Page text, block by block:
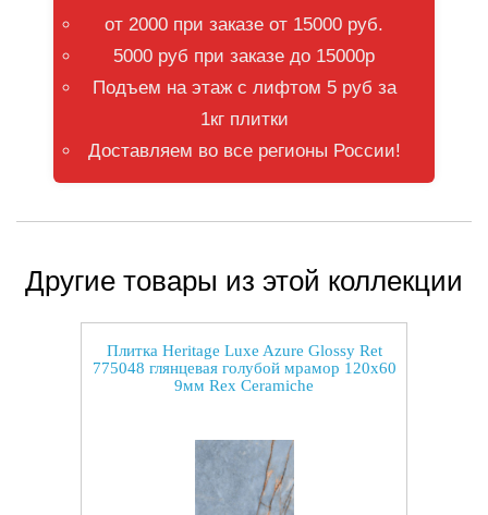
от 2000 при заказе от 15000 руб.
5000 руб при заказе до 15000р
Подъем на этаж с лифтом 5 руб за
1кг плитки
Доставляем во все регионы России!
Другие товары из этой коллекции
Плитка Heritage Luxe Azure Glossy Ret
775048 глянцевая голубой мрамор 120x60
9мм Rex Ceramiche